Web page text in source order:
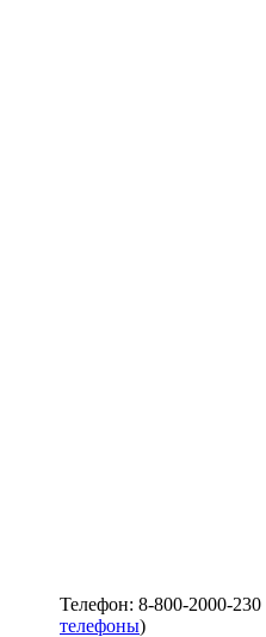
Телефон: 8-800-2000-230
телефоны)